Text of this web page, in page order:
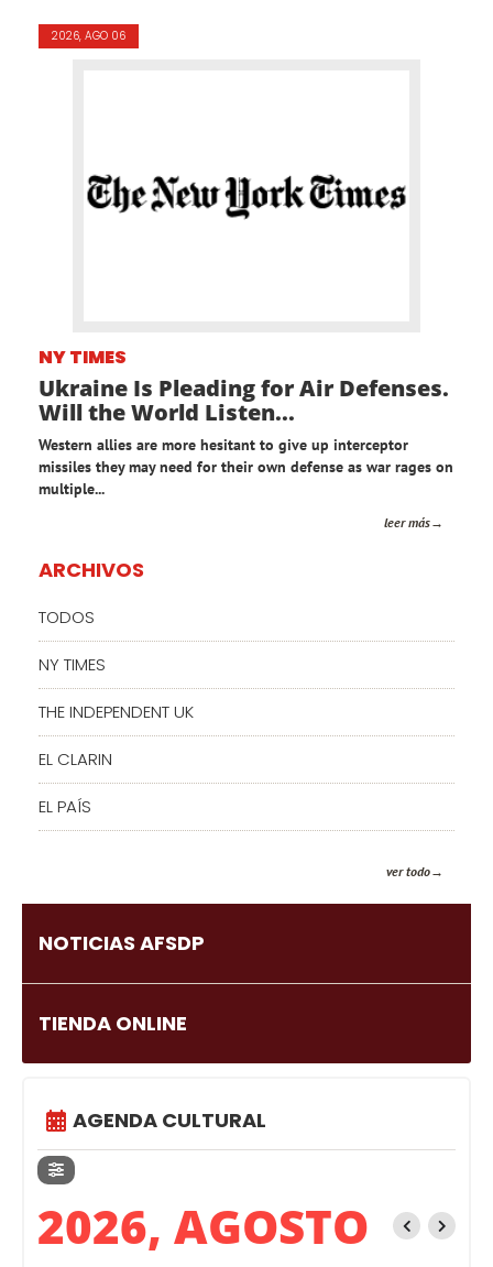
2026, AGO 06
NY TIMES
Ukraine Is Pleading for Air Defenses.
Will the World Listen...
Western allies are more hesitant to give up interceptor
missiles they may need for their own defense as war rages on
multiple...
leer más
ARCHIVOS
TODOS
NY TIMES
THE INDEPENDENT UK
EL CLARIN
EL PAÍS
ver todo
NOTICIAS AFSDP
TIENDA ONLINE
AGENDA CULTURAL
2026, AGOSTO